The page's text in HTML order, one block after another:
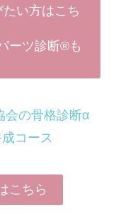
い方はこち
ーツ診断®も
会の骨格診断α
コース
こちら